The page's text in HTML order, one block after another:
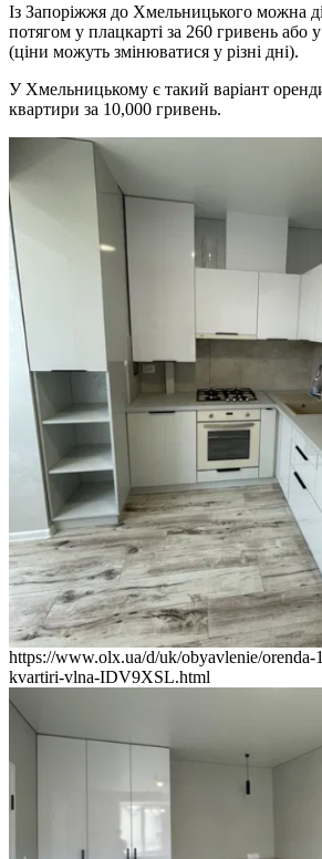
Із Запоріжжя до Хмельницького можна
потягом у плацкарті за 260 гривень або
(ціни можуть змінюватися у різні дні).
У Хмельницькому є такий варіант
квартири за 10,000 гривень.
https://www.olx.ua/d/uk/obyavlenie/orenda-
kvartiri-vlna-IDV9XSL.html